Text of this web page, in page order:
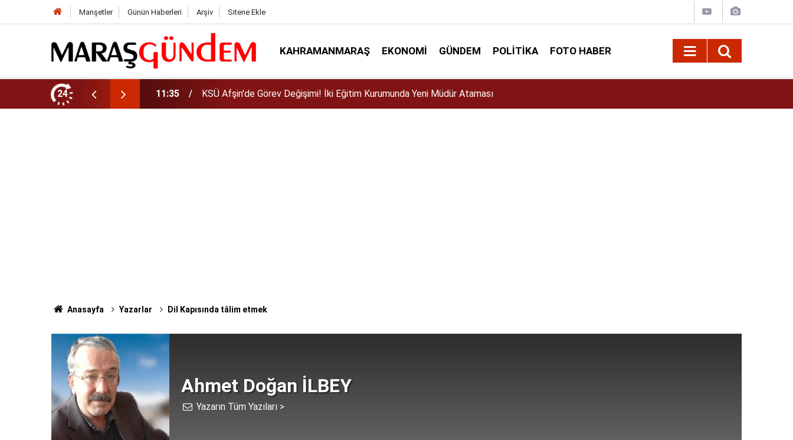
Manşetler Günün Haberleri Arşiv Sitene Ekle
KAHRAMANMARAŞ EKONOMI GÜNDEM POLITIKA FOTO HABER
24
Müdür Ataması 10:14 Funda Arar konser için Kahramanmaraş’a geliyor!
Anasayfa Yazarlar Dil Kapısında tâlim etmek
Ahmet Doğan İLBEY
Yazarın Tüm Yazıları >